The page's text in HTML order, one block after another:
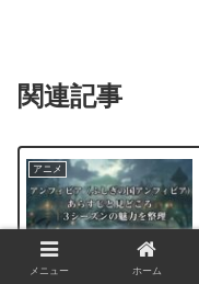
関連記事
アニメ
メニュー ホーム